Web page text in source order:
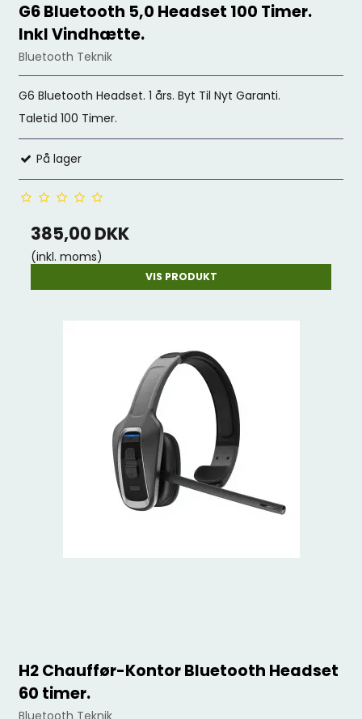
G6 Bluetooth 5,0 Headset 100 Timer.
Inkl Vindhætte.
Bluetooth Teknik
G6 Bluetooth Headset. 1 års. Byt Til Nyt Garanti.
Taletid 100 Timer.
På lager
385,00 DKK
(inkl. moms)
VIS PRODUKT
H2 Chauffør-Kontor Bluetooth Headset
60 timer.